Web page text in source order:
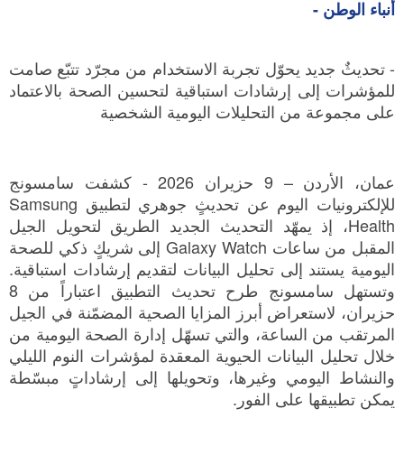
أنباء الوطن -
- تحديثٌ جديد يحوّل تجربة الاستخدام من مجرّد تتبّع صامت
للمؤشرات إلى إرشادات استباقية لتحسين الصحة بالاعتماد
على مجموعة من التحليلات اليومية الشخصية
عمان، الأردن – 9 حزيران 2026 - كشفت سامسونج
للإلكترونيات اليوم عن تحديثٍ جوهري لتطبيق Samsung
Health، إذ يمهّد التحديث الجديد الطريق لتحويل الجيل
المقبل من ساعات Galaxy Watch إلى شريكٍ ذكي للصحة
اليومية يستند إلى تحليل البيانات لتقديم إرشادات استباقية.
وتستهل سامسونج طرح تحديث التطبيق اعتباراً من 8
حزيران، لاستعراض أبرز المزايا الصحية المضمّنة في الجيل
المرتقب من الساعة، والتي تسهّل إدارة الصحة اليومية من
خلال تحليل البيانات الحيوية المعقدة لمؤشرات النوم الليلي
والنشاط اليومي وغيرها، وتحويلها إلى إرشاداتٍ مبسّطة
يمكن تطبيقها على الفور.